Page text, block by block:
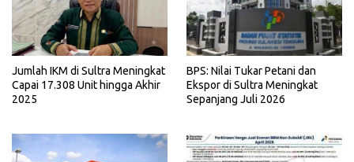
Jumlah IKM di Sultra Meningkat
Capai 17.308 Unit hingga Akhir
2025
BPS: Nilai Tukar Petani dan
Ekspor di Sultra Meningkat
Sepanjang Juli 2026